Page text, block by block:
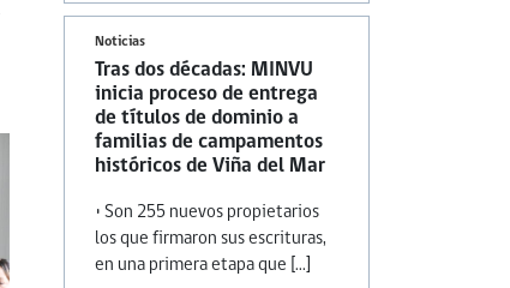
Noticias
Tras dos décadas: MINVU
inicia proceso de entrega
de títulos de dominio a
familias de campamentos
históricos de Viña del Mar
• Son 255 nuevos propietarios
los que firmaron sus escrituras,
en una primera etapa que [...]